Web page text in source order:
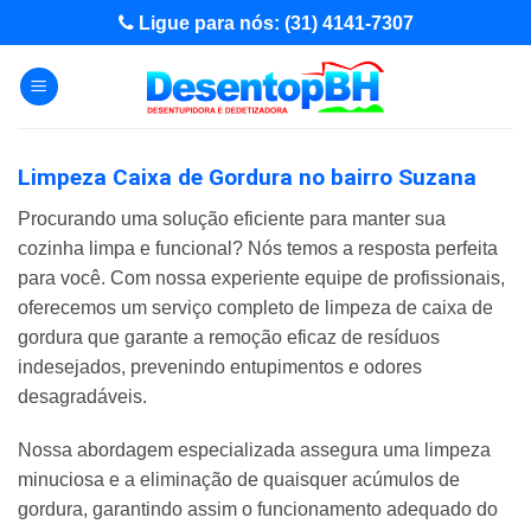
to
content
Ligue para nós: (31) 4141-7307
Limpeza Caixa de Gordura no bairro Suzana
Procurando uma solução eficiente para manter sua
cozinha limpa e funcional? Nós temos a resposta perfeita
para você. Com nossa experiente equipe de profissionais,
oferecemos um serviço completo de limpeza de caixa de
gordura que garante a remoção eficaz de resíduos
indesejados, prevenindo entupimentos e odores
desagradáveis.
Nossa abordagem especializada assegura uma limpeza
minuciosa e a eliminação de quaisquer acúmulos de
gordura, garantindo assim o funcionamento adequado do